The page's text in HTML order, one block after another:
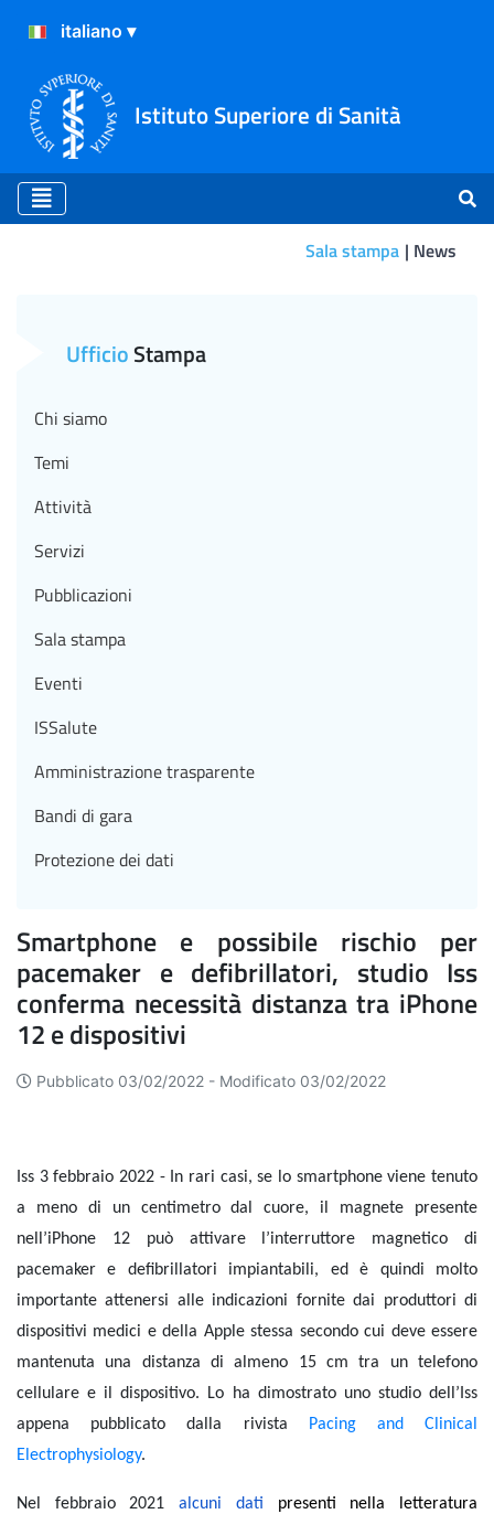
Istituto Superiore di Sanità
Sala stampa News
Smartphone e possibile rischio per
pacemaker e defibrillatori, studio Iss
conferma necessità distanza tra iPhone
12 e dispositivi
Pubblicato 03/02/2022 - Modificato 03/02/2022
Iss 3 febbraio 2022 - In rari casi, se lo smartphone viene tenuto
a meno di un centimetro dal cuore, il magnete presente
nell’iPhone 12 può attivare l’interruttore magnetico di
pacemaker e defibrillatori impiantabili, ed è quindi molto
importante attenersi alle indicazioni fornite dai produttori di
dispositivi medici e della Apple stessa secondo cui deve essere
mantenuta una distanza di almeno 15 cm tra un telefono
cellulare e il dispositivo. Lo ha dimostrato uno studio dell’Iss
appena pubblicato dalla rivista
Pacing and Clinical
Electrophysiology.
Nel febbraio 2021alcuni dati presenti nella letteratura
UfficioStampa
Chi siamo
Temi
Attività
Servizi
Pubblicazioni
Sala stampa
Eventi
ISSalute
Amministrazione trasparente
Bandi di gara
Protezione dei dati